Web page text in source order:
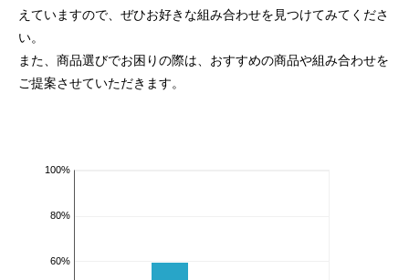
えていますので、ぜひお好きな組み合わせを見つけてみてくださ
い。
また、商品選びでお困りの際は、おすすめの商品や組み合わせを
ご提案させていただきます。
100%
80%
60%